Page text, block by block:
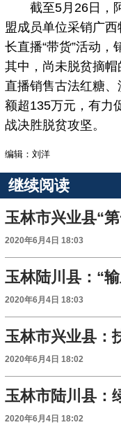
截至5月26日，阿
盟成员单位采销广
长直播“带货”活动，
其中，尚未脱贫摘
直播销售古法红糖
额超135万元，有力
战决胜脱贫攻坚。
编辑：刘洋
继续阅读
2020年6月4日 18:03
2020年6月4日 18:03
2020年6月4日 18:02
2020年6月4日 18:02